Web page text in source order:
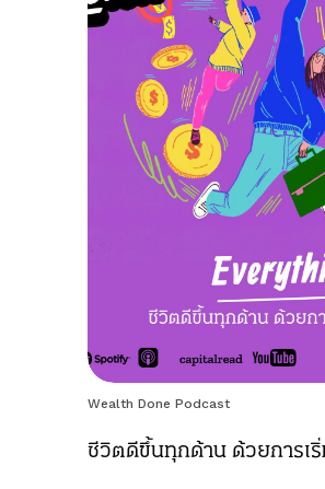
Wealth Done Podcast
ชีวิตดีขึ้นทุกด้าน ด้วยการเ